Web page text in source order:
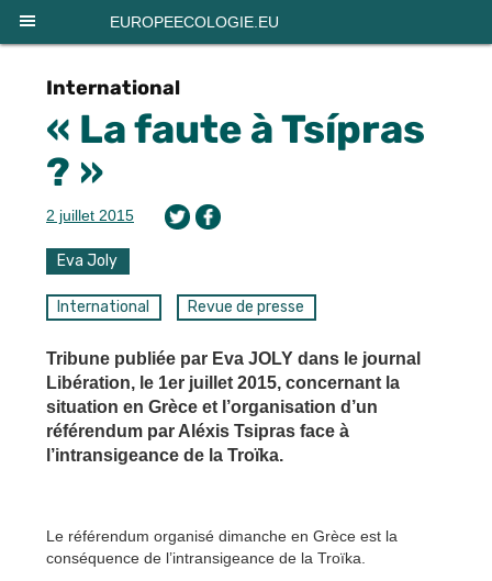
EUROPEECOLOGIE.EU
International
« La faute à Tsípras
? »
2 juillet 2015
Eva Joly
International Revue de presse
Tribune publiée par Eva JOLY dans le journal
Libération, le 1er juillet 2015, concernant la
situation en Grèce et l’organisation d’un
référendum par Aléxis Tsipras face à
l’intransigeance de la Troïka.
Le référendum organisé dimanche en Grèce est la
conséquence de l’intransigeance de la Troïka.